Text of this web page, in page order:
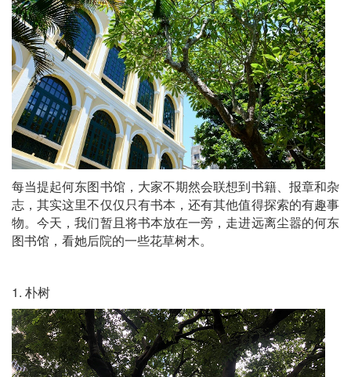
每当提起何东图书馆，大家不期然会联想到书籍、报章和杂
志，其实这里不仅仅只有书本，还有其他值得探索的有趣事
物。今天，我们暂且将书本放在一旁，走进远离尘嚣的何东
图书馆，看她后院的一些花草树木。
1. 朴树